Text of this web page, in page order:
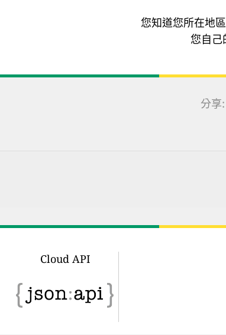
您知道您所在地
您自己
分享
Cloud API